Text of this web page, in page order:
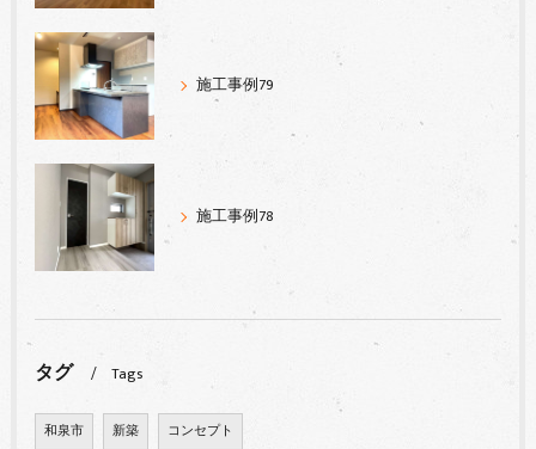
施工事例79
施工事例78
タグ Tags
和泉市 新築 コンセプト